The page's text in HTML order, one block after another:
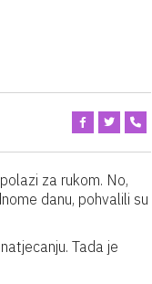
za rukom. No,
danu, pohvalili su
Tada je